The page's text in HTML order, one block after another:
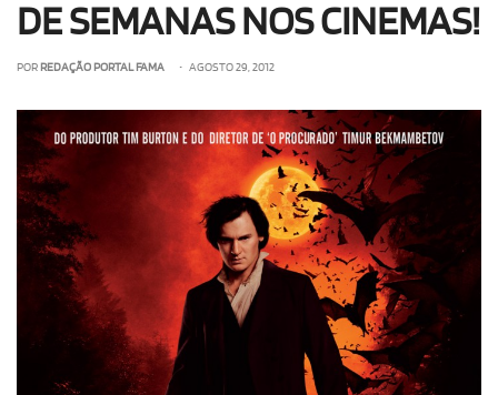
DE SEMANAS NOS CINEMAS!
POR REDAÇÃO PORTAL FAMA • AGOSTO 29, 2012